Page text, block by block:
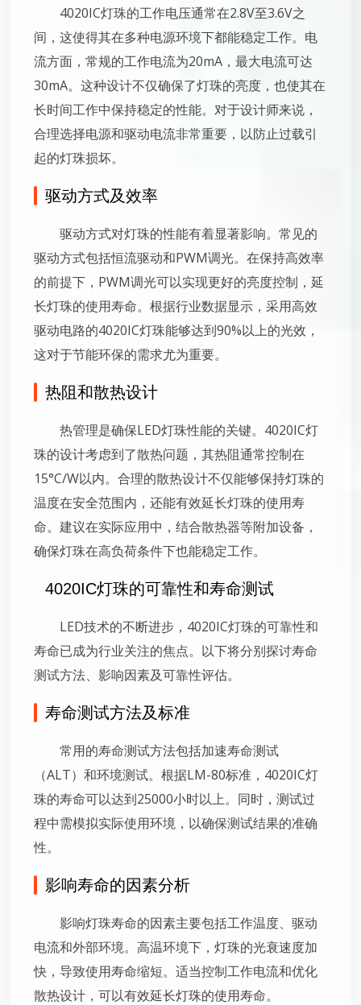
4020IC灯珠的工作电压通常在2.8V至3.6V之
间，这使得其在多种电源环境下都能稳定工作。电
流方面，常规的工作电流为20mA，最大电流可达
30mA。这种设计不仅确保了灯珠的亮度，也使其在
长时间工作中保持稳定的性能。对于设计师来说，
合理选择电源和驱动电流非常重要，以防止过载引
起的灯珠损坏。
驱动方式及效率
驱动方式对灯珠的性能有着显著影响。常见的
驱动方式包括恒流驱动和PWM调光。在保持高效率
的前提下，PWM调光可以实现更好的亮度控制，延
长灯珠的使用寿命。根据行业数据显示，采用高效
驱动电路的4020IC灯珠能够达到90%以上的光效，
这对于节能环保的需求尤为重要。
热阻和散热设计
热管理是确保LED灯珠性能的关键。4020IC灯
珠的设计考虑到了散热问题，其热阻通常控制在
15°C/W以内。合理的散热设计不仅能够保持灯珠的
温度在安全范围内，还能有效延长灯珠的使用寿
命。建议在实际应用中，结合散热器等附加设备，
确保灯珠在高负荷条件下也能稳定工作。
4020IC灯珠的可靠性和寿命测试
LED技术的不断进步，4020IC灯珠的可靠性和
寿命已成为行业关注的焦点。以下将分别探讨寿命
测试方法、影响因素及可靠性评估。
寿命测试方法及标准
常用的寿命测试方法包括加速寿命测试
（ALT）和环境测试。根据LM-80标准，4020IC灯
珠的寿命可以达到25000小时以上。同时，测试过
程中需模拟实际使用环境，以确保测试结果的准确
性。
影响寿命的因素分析
影响灯珠寿命的因素主要包括工作温度、驱动
电流和外部环境。高温环境下，灯珠的光衰速度加
快，导致使用寿命缩短。适当控制工作电流和优化
散热设计，可以有效延长灯珠的使用寿命。